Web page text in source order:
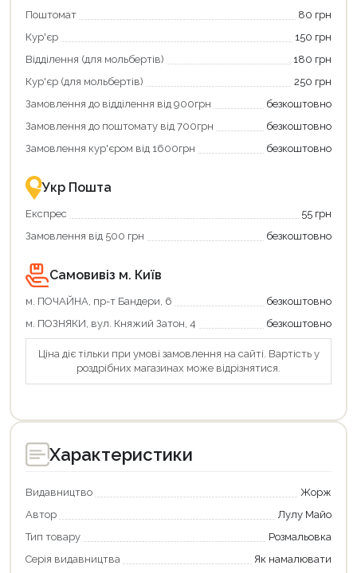
покупку
«Національний
кешбек»
та
отримуйте
повернення
Економте
більше
-
із
державною
підтримкою!
Поштомат
80 грн
Кур'єр
150 грн
Відділення (для мольбертів)
180 грн
Кур'єр (для мольбертів)
250 грн
Замовлення до відділення від 900грн
безкоштовно
Замовлення до поштомату від 700грн
безкоштовно
Замовлення кур'єром від 1600грн
безкоштовно
Укр Пошта
Експрес
55 грн
Замовлення від 500 грн
безкоштовно
Самовивіз м. Київ
м. ПОЧАЙНА, пр-т Бандери, 6
безкоштовно
м. ПОЗНЯКИ, вул. Княжий Затон, 4
безкоштовно
Ціна діє тільки при умові замовлення на сайті. Вартість у
роздрібних магазинах може відрізнятися.
Характеристики
Видавництво
Жорж
Автор
Лулу Майо
Тип товару
Розмальовка
Серія видавництва
Як намалювати